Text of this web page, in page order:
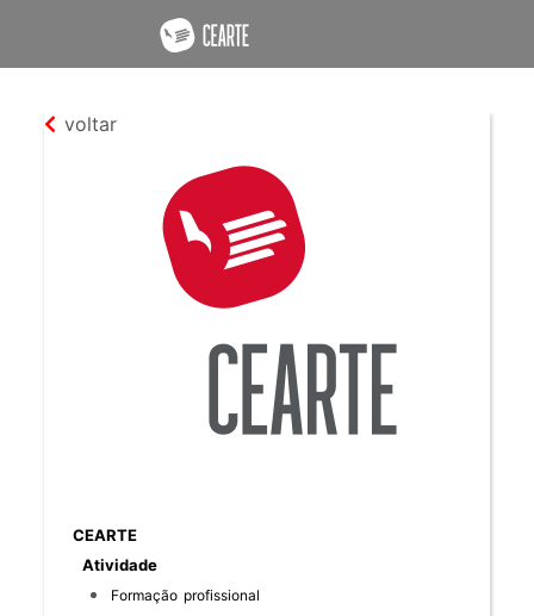
voltar
CEARTE
Atividade
Formação profissional